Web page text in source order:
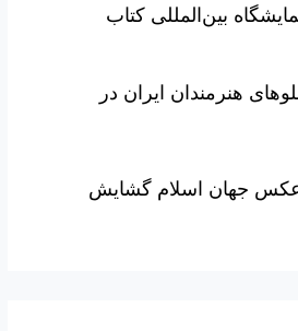
بین‌المللی کتاب
هنرمندان ایران در
عکس جهان اسلام گشایش